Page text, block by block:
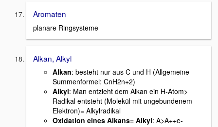
Aromaten
planare Ringsysteme
Alkan, Alkyl
Alkan: besteht nur aus C und H (Allgemeine
Summenformel: CnH2n+2)
Alkyl: Man entzieht dem Alkan ein H-Atom>
Radikal entsteht (Molekül mit ungebundenem
Elektron)= Alkylradikal
Oxidation eines Alkans= Alkyl: A>A++e-